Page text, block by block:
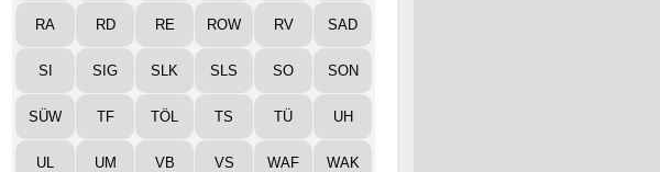
RA RD RE ROW RV SAD
SI SIG SLK SLS SO SON
SÜW TF TÖL TS TÜ UH
UL UM VB VS WAF WAK